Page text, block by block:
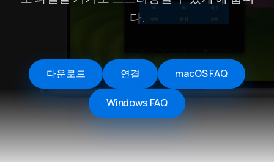
다.
다운로드 연결 macOS FAQ
Windows FAQ